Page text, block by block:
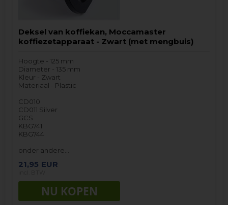
Deksel van koffiekan, Moccamaster
koffiezetapparaat - Zwart (met mengbuis)
Hoogte - 125 mm
Diameter - 135 mm
Kleur - Zwart
Materiaal - Plastic
CD010
CD011 Silver
GCS
KBG741
KBG744
onder andere…
21,95 EUR